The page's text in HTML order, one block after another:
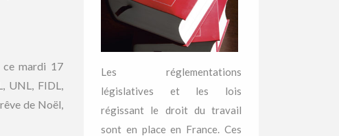
ce mardi 17
UNL, FIDL,
de Noël,
Les réglementations
législatives et les lois
régissant le droit du travail
sont en place en France. Ces